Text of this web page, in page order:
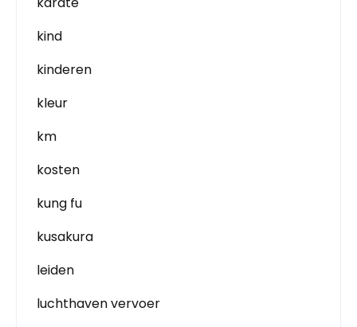
kind
kinderen
kleur
km
kosten
kung fu
kusakura
leiden
luchthaven vervoer